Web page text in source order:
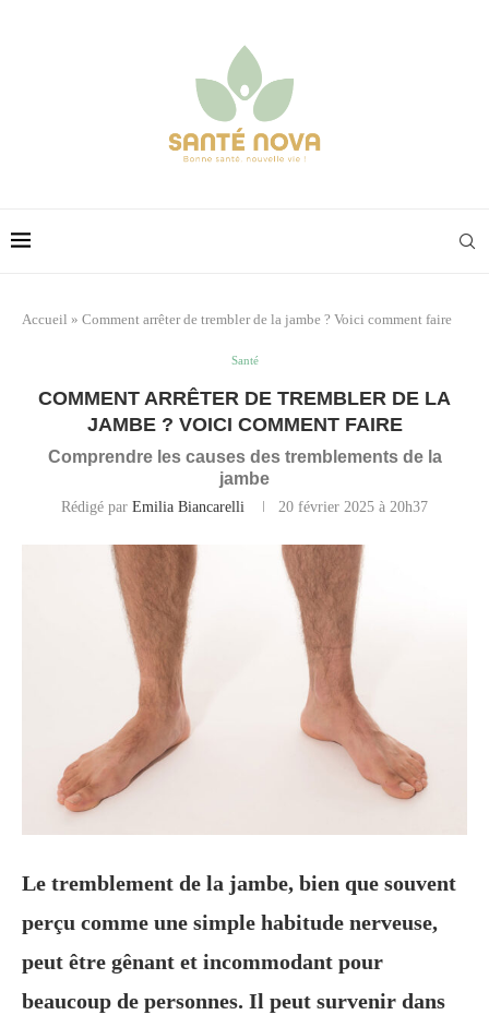
Accueil » Comment arrêter de trembler de la jambe ? Voici comment faire
Santé
COMMENT ARRÊTER DE TREMBLER DE LA
JAMBE ? VOICI COMMENT FAIRE
Comprendre les causes des tremblements de la
jambe
Rédigé par Emilia Biancarelli 20 février 2025 à 20h37
Le tremblement de la jambe, bien que souvent
perçu comme une simple habitude nerveuse,
peut être gênant et incommodant pour
beaucoup de personnes. Il peut survenir dans